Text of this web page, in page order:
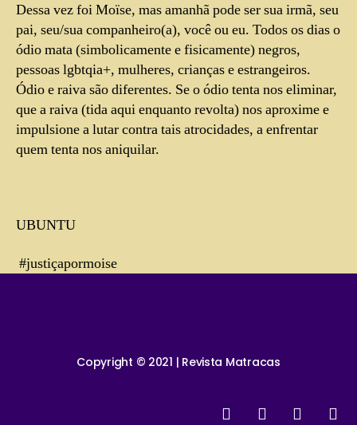
Dessa vez foi Moïse, mas amanhã pode ser sua irmã, seu
pai, seu/sua companheiro(a), você ou eu. Todos os dias o
ódio mata (simbolicamente e fisicamente) negros,
pessoas lgbtqia+, mulheres, crianças e estrangeiros.
Ódio e raiva são diferentes. Se o ódio tenta nos eliminar,
que a raiva (tida aqui enquanto revolta) nos aproxime e
impulsione a lutar contra tais atrocidades, a enfrentar
quem tenta nos aniquilar.
UBUNTU
#justiçapormoise
Copyright © 2021 | Revista Matracas